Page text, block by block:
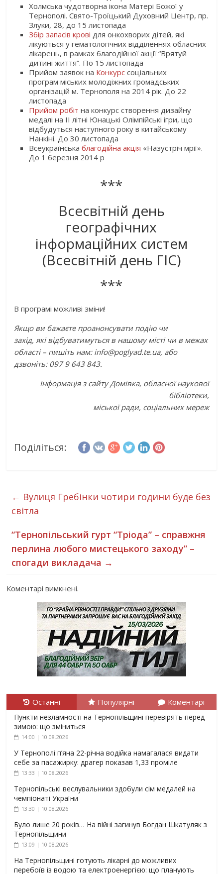
Холмська чудотворна ікона Матері Божої у
Тернополі. Свято-Троїцький Духовний Центр, пр.
Злуки, 28, до 15 листопада
Збір запасів крові для онкохворих дітей, які
лікуються у гематологічних відділеннях обласних
лікарень, в рамках благодійної акції “Врятуй
дитині життя”. По 15 листопада
Прийом заявок на Конкурс соціальних
програм міських молодіжних громадських
організацій м. Тернополя на 2014 рік. До 22
листопада
Прийом робіт на конкурс створення дизайну
медалі на ІІ літні Юнацькі Олімпійські ігри, що
відбудуться наступного року в китайському
Нанкіні. До 30 листопада
Всеукраїнськаблагодійна акція «Назустріч мрії».
До 1 березня 2014 р
***
Всесвітній день
географічних
інформаційних систем
(Всесвітній день ГІС)
***
В програмі можливі зміни!
Якщо ви бажаєте проанонсувати подію чи
захід, які відбуватимуться в нашому місті чи в межах
області – пишіть нам: info@poglyad.te.ua, або
дзвоніть: 097 9 643 843.
Інформація з сайту Домівка, обласної наукової
бібліотеки,
міської ради, соціальних мереж
Поділіться:
← Вулиця Гребінки чотири години буде без
світла
“Тернопільський гурт “Тріода” – справжня
перлина любого мистецького заходу” –
спогади викладача →
Коментарі вимкнені.
Останні Популярні Коментарі
Пункти незламності на Тернопільщині перевірять перед
зимою: що зміниться
14:00 | 10.08.2026
У Тернополі п’яна 22-річна водійка намагалася видати
себе за пасажирку: драгер показав 1,33 проміле
13:33 | 10.08.2026
Тернопільські веслувальники здобули сім медалей на
чемпіонаті України
13:30 | 10.08.2026
Було лише 20 років… На війні загинув Богдан Шкатуляк з
Тернопільщини
13:09 | 10.08.2026
На Тернопільщині готують лікарні до можливих
перебоїв із водою та електроенергією: що планують